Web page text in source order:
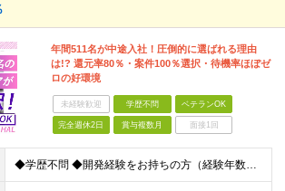
年間511名が中途入社！圧倒的に選ばれる理由
は!? 還元率80％・案件100％選択・待機率ほぼゼ
ロの好環境
未経験歓迎 学歴不問 ベテランOK
完全週休2日 賞与複数月 面接1回
◆学歴不問 ◆開発経験をお持ちの方（経験年数不問） ＜こんな方は大歓迎！＞ ◎今の収入をもっと増やしたい ◎もっと上流の案件で活躍したい ◎将来のキャリアにつながる案件に携わりたい ◎自分のやりたい